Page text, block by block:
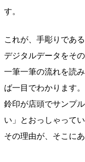
す。
これが、手彫りであ
デジタルデータをそ
一筆一筆の流れを読
ば一目でわかります。
鈴印が店頭でサンプ
い」とおっしゃって
その理由が、そこにあ